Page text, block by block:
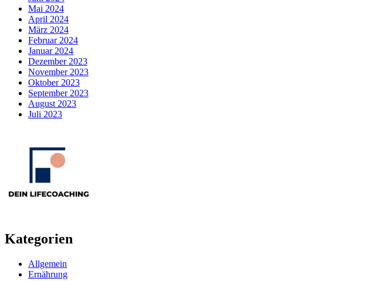
Mai 2024
April 2024
März 2024
Februar 2024
Januar 2024
Dezember 2023
November 2023
Oktober 2023
September 2023
August 2023
Juli 2023
Kategorien
Allgemein
Ernährung